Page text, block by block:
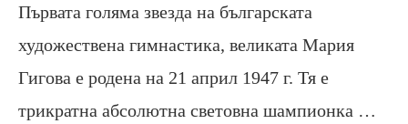
Първата голяма звезда на българската
художествена гимнастика, великата Мария
Гигова е родена на 21 април 1947 г. Тя е
трикратна абсолютна световна шампионка …